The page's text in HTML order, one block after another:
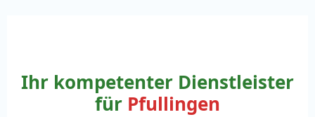
Ihr kompetenter Dienstleister
für Pfullingen